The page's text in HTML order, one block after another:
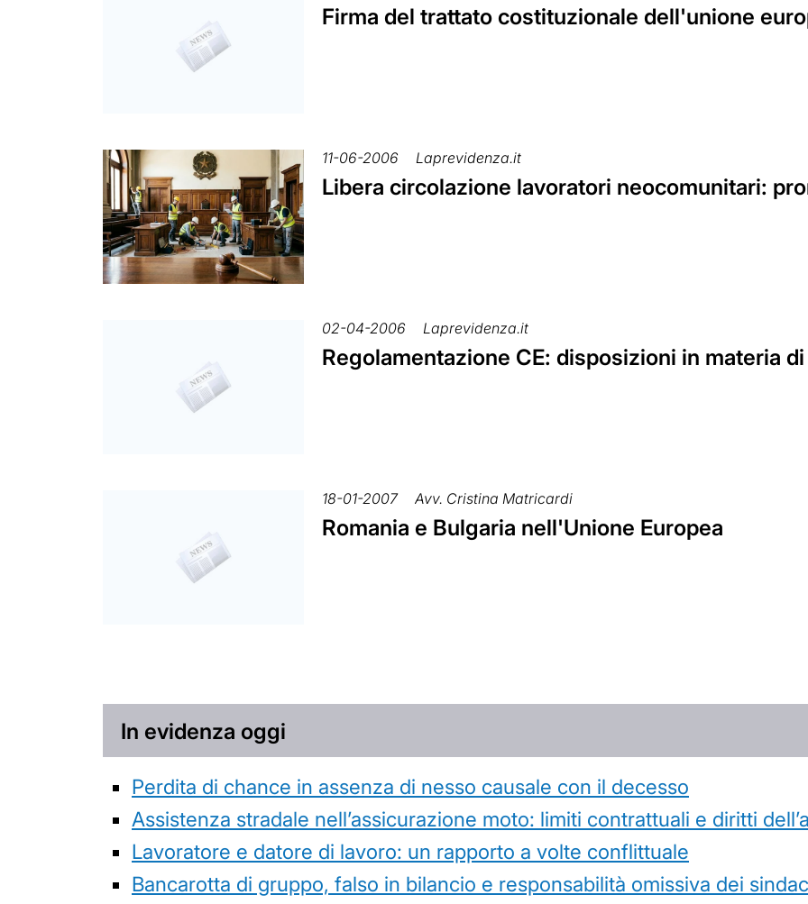
Firma del trattato costituzionale dell'unione
11-06-2006 Laprevidenza.it
Libera circolazione lavoratori neocomunitari:
02-04-2006 Laprevidenza.it
Regolamentazione CE: disposizioni in materia
18-01-2007 Avv. Cristina Matricardi
Romania e Bulgaria nell'Unione Europea
In evidenza oggi
Perdita di chance in assenza di nesso causale con il decesso
Assistenza stradale nell’assicurazione moto: limiti contrattuali e diritti
Lavoratore e datore di lavoro: un rapporto a volte conflittuale
Bancarotta di gruppo, falso in bilancio e responsabilità omissiva dei